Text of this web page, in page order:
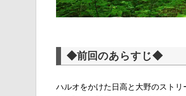
◆前回のあらすじ◆
ハルオをかけた日高と大野のスト